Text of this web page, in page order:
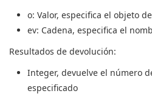
o: Valor, especifica el objeto
ev: Cadena, especifica el
Resultados de devolución:
Integer, devuelve el número
especificado